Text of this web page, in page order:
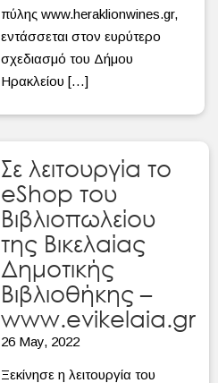
πύλης www.heraklionwines.gr,
εντάσσεται στον ευρύτερο
σχεδιασμό του Δήμου
Ηρακλείου […]
Σε λειτουργία το
eShop του
Βιβλιοπωλείου
της Βικελαίας
Δημοτικής
Βιβλιοθήκης –
www.evikelaia.gr
26 May, 2022
Ξεκίνησε η λειτουργία του